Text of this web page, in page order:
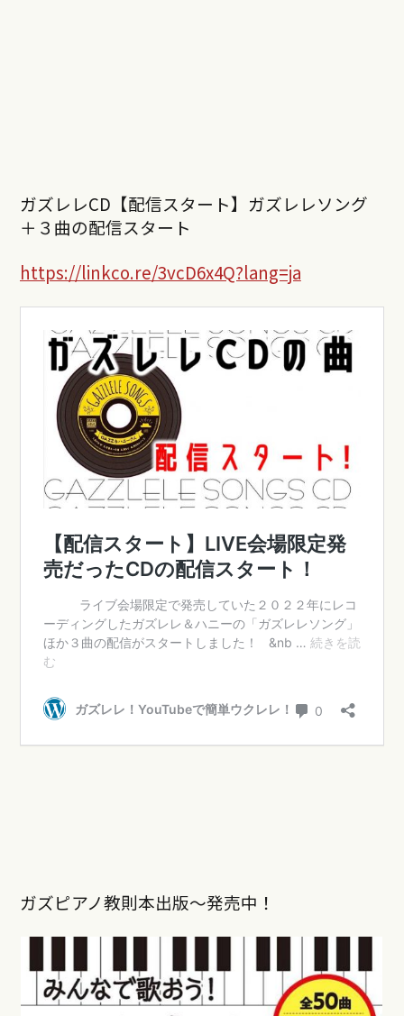
ガズレレCD【配信スタート】ガズレレソング
＋３曲の配信スタート
https://linkco.re/3vcD6x4Q?lang=ja
ガズピアノ教則本出版〜発売中！